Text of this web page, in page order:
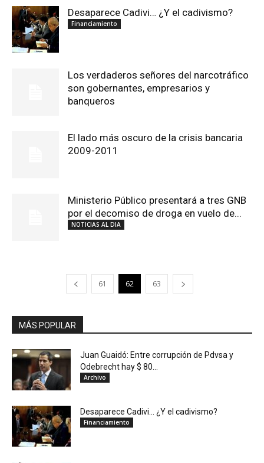
Desaparece Cadivi… ¿Y el cadivismo?
Financiamiento
Los verdaderos señores del narcotráfico
son gobernantes, empresarios y
banqueros
El lado más oscuro de la crisis bancaria
2009-2011
Ministerio Público presentará a tres GNB
por el decomiso de droga en vuelo de...
NOTICIAS AL DIA
61 62 63
MÁS POPULAR
Juan Guaidó: Entre corrupción de Pdvsa y
Odebrecht hay $ 80...
Archivo
Desaparece Cadivi… ¿Y el cadivismo?
Financiamiento